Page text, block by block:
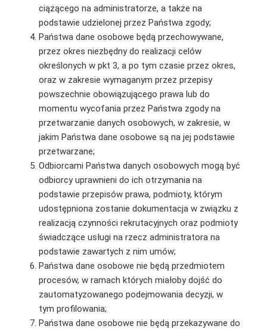
ciążącego na administratorze, a także na
podstawie udzielonej przez Państwa zgody;
Państwa dane osobowe będą przechowywane,
przez okres niezbędny do realizacji celów
określonych w pkt 3, a po tym czasie przez okres,
oraz w zakresie wymaganym przez przepisy
powszechnie obowiązującego prawa lub do
momentu wycofania przez Państwa zgody na
przetwarzanie danych osobowych, w zakresie, w
jakim Państwa dane osobowe są na jej podstawie
przetwarzane;
Odbiorcami Państwa danych osobowych mogą być
odbiorcy uprawnieni do ich otrzymania na
podstawie przepisów prawa, podmioty, którym
udostępniona zostanie dokumentacja w związku z
realizacją czynności rekrutacyjnych oraz podmioty
świadczące usługi na rzecz administratora na
podstawie zawartych z nim umów;
Państwa dane osobowe nie będą przedmiotem
procesów, w ramach których miałoby dojść do
zautomatyzowanego podejmowania decyzji, w
tym profilowania;
Państwa dane osobowe nie będą przekazywane do